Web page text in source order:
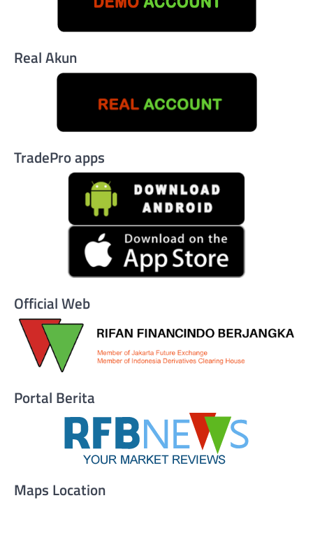
Real Akun
TradePro apps
Official Web
Portal Berita
Maps Location